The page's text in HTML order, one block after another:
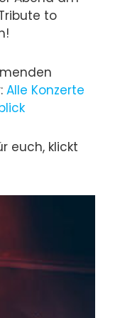
to
Alle Konzerte
euch, klickt